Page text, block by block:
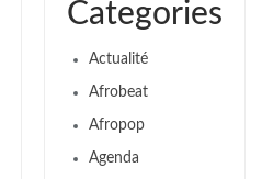
Categories
Actualité
Afrobeat
Afropop
Agenda